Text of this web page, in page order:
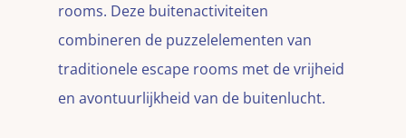
rooms. Deze buitenactiviteiten
combineren de puzzelelementen van
traditionele escape rooms met de vrijheid
en avontuurlijkheid van de buitenlucht.